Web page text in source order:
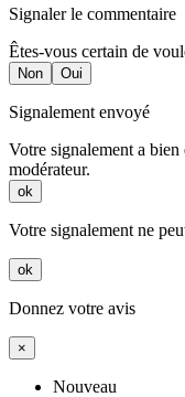
Signaler le commentaire
Êtes-vous certain de
Non Oui
Signalement envoyé
Votre signalement a bien
modérateur.
ok
Votre signalement ne
ok
Donnez votre avis
×
Nouveau